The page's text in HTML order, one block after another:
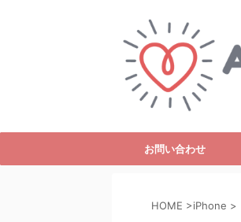
お問い合わせ
HOME >iPhone >